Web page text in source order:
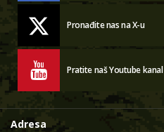
Pronađite nas na X-u
Pratite naš Youtube kanal
Adresa